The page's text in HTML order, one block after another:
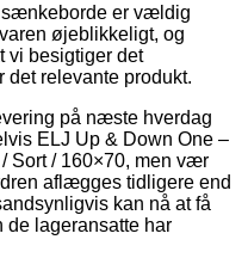
er vældig
øjeblikkeligt, og
vi besigtiger det
det relevante produkt.
på næste hverdag
ELJ Up & Down One –
Sort / 160×70, men vær
aflægges tidligere end
kan nå at få
de lageransatte har